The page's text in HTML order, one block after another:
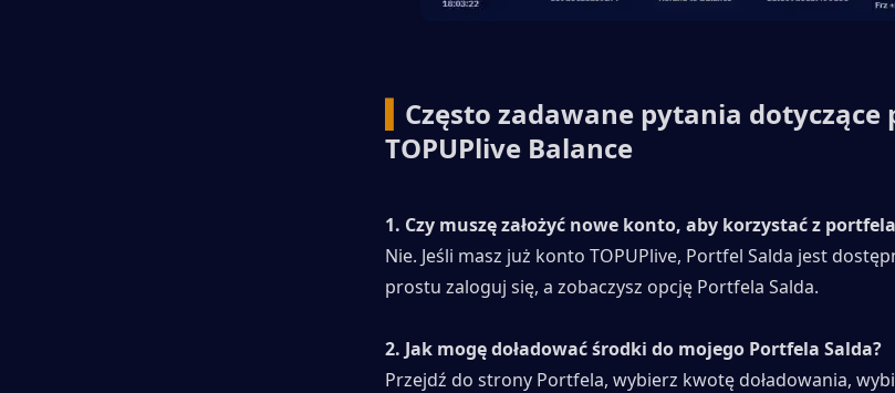
Często zadawane pytania dotyczące
TOPUPlive Balance
1. Czy muszę założyć nowe konto, aby korzystać z
Nie. Jeśli masz już konto TOPUPlive, Portfel Salda jest
prostu zaloguj się, a zobaczysz opcję Portfela Salda.
2. Jak mogę doładować środki do mojego Portfela Salda?
Przejdź do strony Portfela, wybierz kwotę doładowania,